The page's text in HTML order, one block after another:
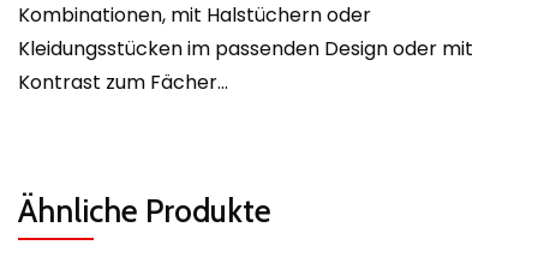
Kombinationen, mit Halstüchern oder
Kleidungsstücken im passenden Design oder mit
Kontrast zum Fächer…
Ähnliche Produkte